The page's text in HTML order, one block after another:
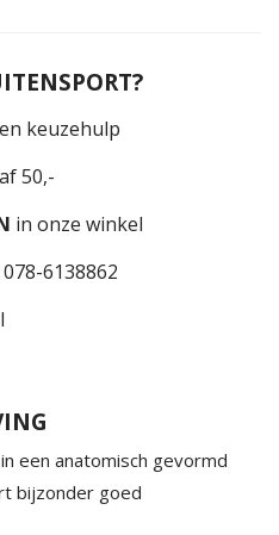
keuzehulp
50,-
in onze winkel
6138862
een anatomisch gevormd
bijzonder goed